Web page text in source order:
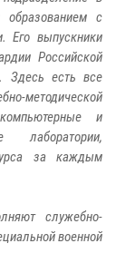
образованием с
Его выпускники
Российской
Здесь есть все
методической
и
лаборатории,
за каждым
служебно-
военной